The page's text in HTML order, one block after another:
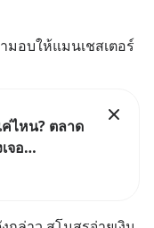
มอบให้แมนเชสเตอร์
ไหน? ตลาด
จอ
าที่คิด และ